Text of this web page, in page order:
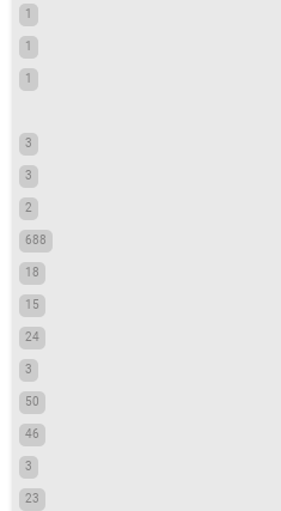
1
1
1
3
3
2
688
18
15
24
3
50
46
3
23